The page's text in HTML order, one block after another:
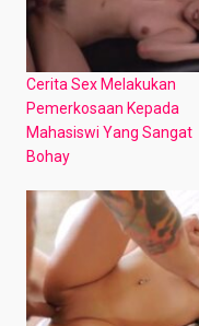
Cerita Sex Melakukan
Pemerkosaan Kepada
Mahasiswi Yang Sangat
Bohay